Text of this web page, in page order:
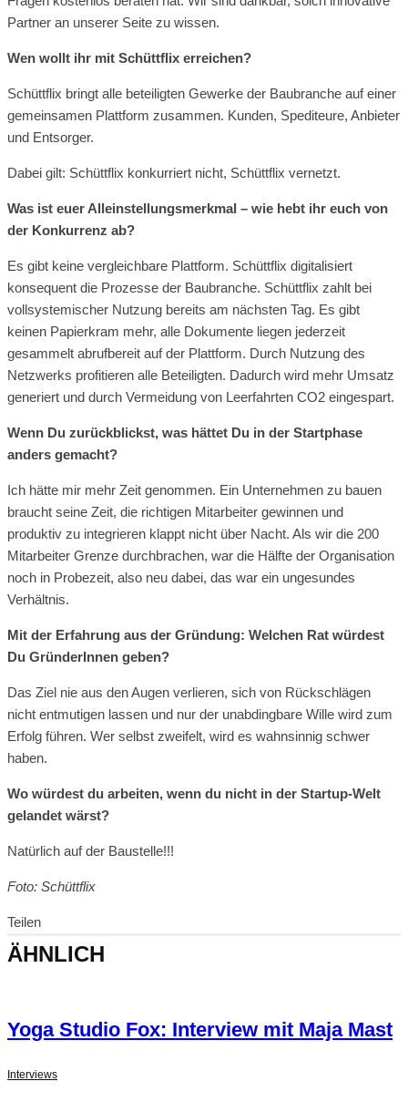
Partner an unserer Seite zu wissen.
Wen wollt ihr mit Schüttflix erreichen?
Schüttflix bringt alle beteiligten Gewerke der Baubranche auf einer
gemeinsamen Plattform zusammen. Kunden, Spediteure, Anbieter
und Entsorger.
Dabei gilt: Schüttflix konkurriert nicht, Schüttflix vernetzt.
Was ist euer Alleinstellungsmerkmal – wie hebt ihr euch von
der Konkurrenz ab?
Es gibt keine vergleichbare Plattform. Schüttflix digitalisiert
konsequent die Prozesse der Baubranche. Schüttflix zahlt bei
vollsystemischer Nutzung bereits am nächsten Tag. Es gibt
keinen Papierkram mehr, alle Dokumente liegen jederzeit
gesammelt abrufbereit auf der Plattform. Durch Nutzung des
Netzwerks profitieren alle Beteiligten. Dadurch wird mehr Umsatz
generiert und durch Vermeidung von Leerfahrten CO2 eingespart.
Wenn Du zurückblickst, was hättet Du in der Startphase
anders gemacht?
Ich hätte mir mehr Zeit genommen. Ein Unternehmen zu bauen
braucht seine Zeit, die richtigen Mitarbeiter gewinnen und
produktiv zu integrieren klappt nicht über Nacht. Als wir die 200
Mitarbeiter Grenze durchbrachen, war die Hälfte der Organisation
noch in Probezeit, also neu dabei, das war ein ungesundes
Verhältnis.
Mit der Erfahrung aus der Gründung: Welchen Rat würdest
Du GründerInnen geben?
Das Ziel nie aus den Augen verlieren, sich von Rückschlägen
nicht entmutigen lassen und nur der unabdingbare Wille wird zum
Erfolg führen. Wer selbst zweifelt, wird es wahnsinnig schwer
haben.
Wo würdest du arbeiten, wenn du nicht in der Startup-Welt
gelandet wärst?
Natürlich auf der Baustelle!!!
Foto: Schüttflix
Teilen
ÄHNLICH
Yoga Studio Fox: Interview mit Maja Mast
Interviews